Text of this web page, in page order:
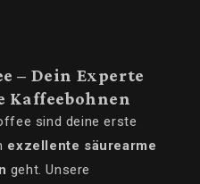
– Dein Experte
Kaffeebohnen
sind deine erste
exzellente säurearme
geht. Unsere